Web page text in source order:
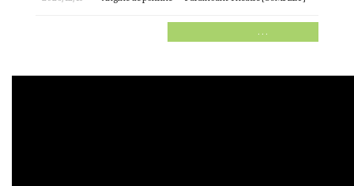
. . .